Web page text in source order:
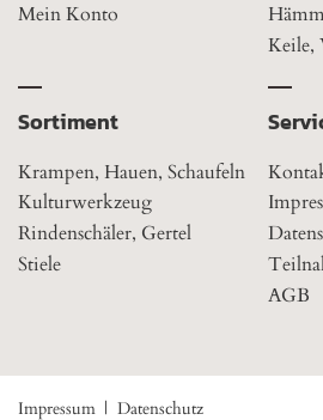
Mein Konto
Keile,
Sortiment
Krampen, Hauen, Schaufeln
Kulturwerkzeug
Rindenschäler, Gertel
Stiele
AGB
Impressum Datenschutz